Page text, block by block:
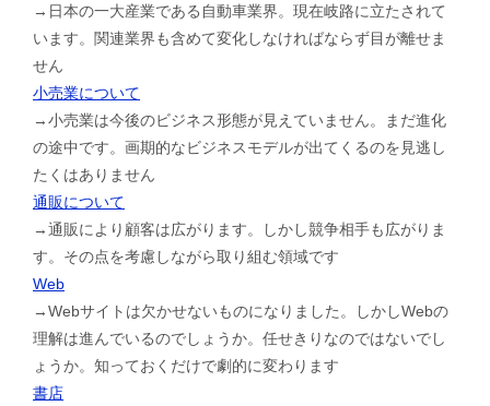
→日本の一大産業である自動車業界。現在岐路に立たされて
います。関連業界も含めて変化しなければならず目が離せま
せん
小売業について
→小売業は今後のビジネス形態が見えていません。まだ進化
の途中です。画期的なビジネスモデルが出てくるのを見逃し
たくはありません
通販について
→通販により顧客は広がります。しかし競争相手も広がりま
す。その点を考慮しながら取り組む領域です
Web
→Webサイトは欠かせないものになりました。しかしWebの
理解は進んでいるのでしょうか。任せきりなのではないでし
ょうか。知っておくだけで劇的に変わります
書店